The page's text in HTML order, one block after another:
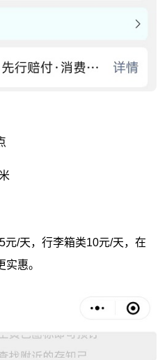
/天，行李箱类10元/天，在
实惠。